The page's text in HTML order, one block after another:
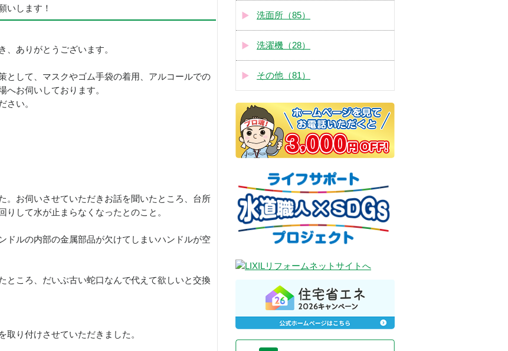
いします！
、ありがとうございます。
として、マスクやゴム手袋の着用、アルコールでの
へお伺いしております。
さい。
。お伺いさせていただきお話を聞いたところ、台所
して水が止まらなくなったとのこと。
ドルの内部の金属部品が欠けてしまいハンドルが空
ところ、だいぶ古い蛇口なんで代えて欲しいと交換
り付けさせていただきました。
洗面所（85）
洗濯機（28）
その他（81）